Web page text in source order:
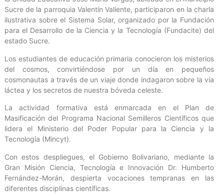
Sucre de la parroquia Valentín Valiente, participaron en la charla
ilustrativa sobre el Sistema Solar, organizado por la Fundación
para el Desarrollo de la Ciencia y la Tecnología (Fundacite) del
estado Sucre.
Los estudiantes de educación primaria conocieron los misterios
del cosmos, convirtiéndose por un día en pequeños
cosmonautas a través de un viaje donde indagaron sobre la vía
láctea y los secretos de nuestra bóveda celeste.
La actividad formativa está enmarcada en el Plan de
Masificación del Programa Nacional Semilleros Científicos que
lidera el Ministerio del Poder Popular para la Ciencia y la
Tecnología (Mincyt).
Con estos despliegues, el Gobierno Bolivariano, mediante la
Gran Misión Ciencia, Tecnología e Innovación Dr. Humberto
Fernández-Morán, despierta vocaciones tempranas en las
diferentes disciplinas científicas.